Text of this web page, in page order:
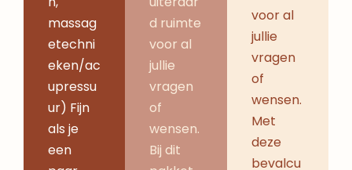
massag
etechni
eken/ac
upressu
ur) Fijn
als je
een
d ruimte
voor al
jullie
vragen
of
wensen.
Bij dit
voor al
jullie
vragen
of
wensen.
Met
deze
bevalcu